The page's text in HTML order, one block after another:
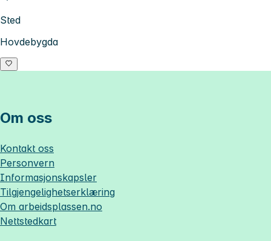
Sted
Hovdebygda
Om oss
Kontakt oss
Personvern
Informasjonskapsler
Tilgjengelighetserklæring
Om arbeidsplassen.no
Nettstedkart